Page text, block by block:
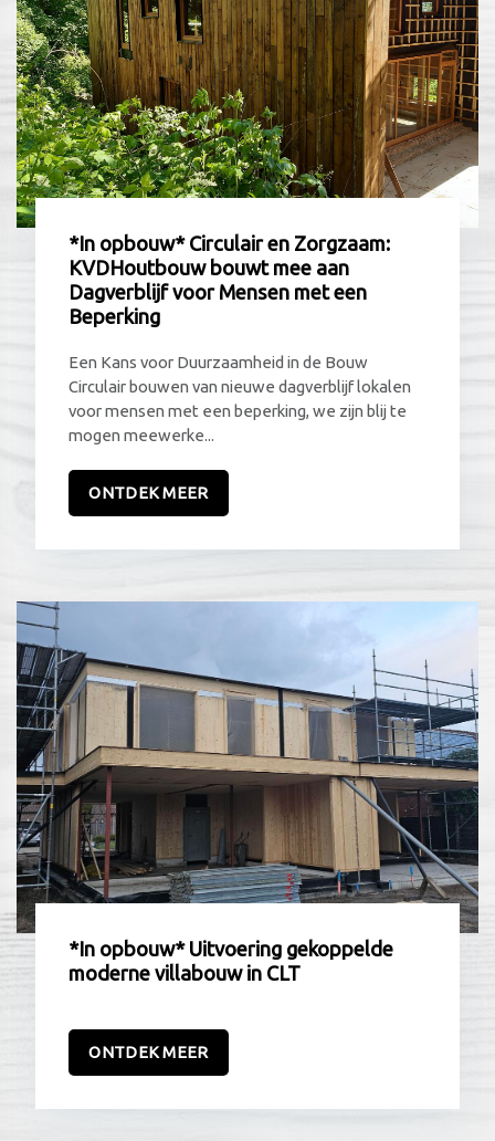
*In opbouw* Circulair en Zorgzaam:
KVDHoutbouw bouwt mee aan
Dagverblijf voor Mensen met een
Beperking
Een Kans voor Duurzaamheid in de Bouw
Circulair bouwen van nieuwe dagverblijf lokalen
voor mensen met een beperking, we zijn blij te
mogen meewerke...
ONTDEK MEER
*In opbouw* Uitvoering gekoppelde
moderne villabouw in CLT
ONTDEK MEER